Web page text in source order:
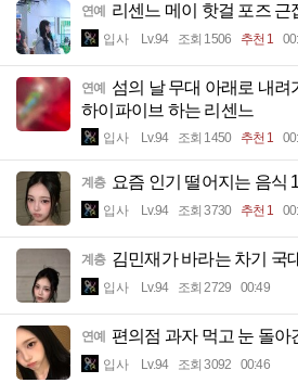
연예 리센느 메이 핫걸 포즈 근
입사 Lv.94 조회 1506 추천 1
연예
섬의 날 무대 아래로 내려
하이파이브 하는 리센느
입사 Lv.94 조회 1450 추천 1
계층 요즘 인기 떨어지는 음식
입사 Lv.94 조회 3730 추천 1
계층 김민재가 바라는 차기 국
입사 Lv.94 조회 2729 00:49
연예 편의점 과자 먹고 눈 돌아
입사 Lv.94 조회 3092 00:46